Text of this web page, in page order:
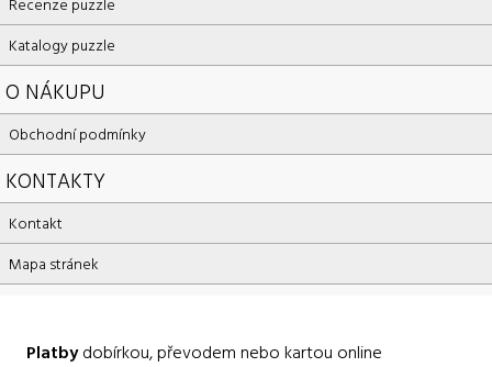
Katalogy puzzle
O NÁKUPU
Obchodní podmínky
KONTAKTY
Kontakt
Mapa stránek
Platbydobírkou, převodem nebo kartou online